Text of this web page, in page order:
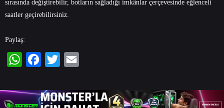
sırasında değiştirebilir, botların sağladığı imkânlar çerçevesinde eğlenceli
saatler geçirebilirsiniz.
Paylaş: